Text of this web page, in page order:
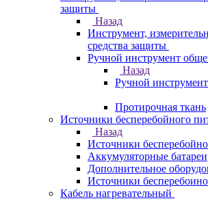
защиты
Назад
Инструмент,
средства защиты
Ручной инструмент
Назад
Ручной
Протирочная ткань
Источники бесперебойного
Назад
Источники
Аккумуляторные батареи
Дополнительное
Источники
Кабель нагревательный